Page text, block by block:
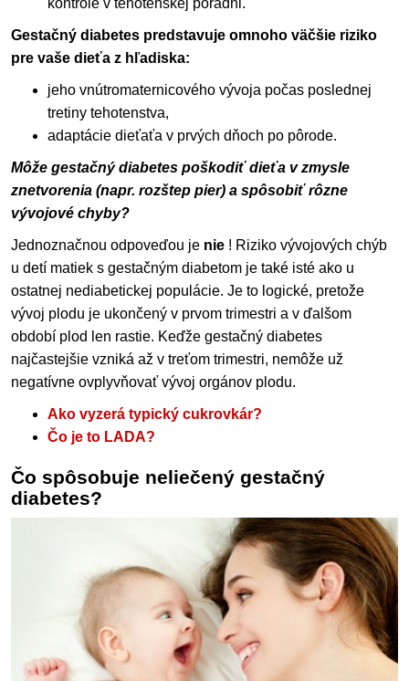
kontrole v tehotenskej poradni.
Gestačný diabetes predstavuje omnoho väčšie riziko
pre vaše dieťa z hľadiska:
jeho vnútromaternicového vývoja počas poslednej
tretiny tehotenstva,
adaptácie dieťaťa v prvých dňoch po pôrode.
Môže gestačný diabetes poškodiť dieťa v zmysle
znetvorenia (napr. rozštep pier) a spôsobiť rôzne
vývojové chyby?
Jednoznačnou odpoveďou je nie ! Riziko vývojových chýb
u detí matiek s gestačným diabetom je také isté ako u
ostatnej nediabetickej populácie. Je to logické, pretože
vývoj plodu je ukončený v prvom trimestri a v ďalšom
období plod len rastie. Keďže gestačný diabetes
najčastejšie vzniká až v treťom trimestri, nemôže už
negatívne ovplyvňovať vývoj orgánov plodu.
Ako vyzerá typický cukrovkár?
Čo je to LADA?
Čo spôsobuje neliečený gestačný
diabetes?